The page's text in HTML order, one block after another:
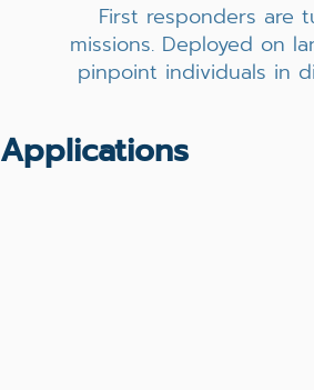
First responders are
missions. Deployed on
pinpoint individuals in
Applications